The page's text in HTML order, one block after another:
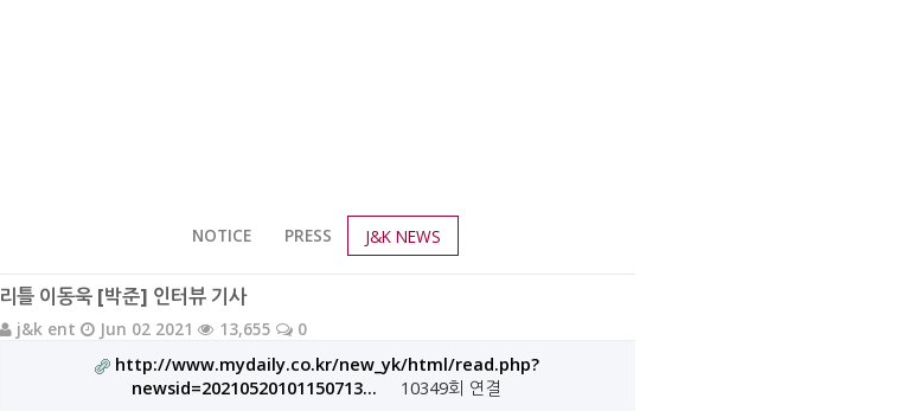
NOTICE PRESS J&K NEWS
리틀 이동욱 [박준] 인터뷰 기사
j&k ent Jun 02 2021 13,655
0
http://www.mydaily.co.kr/new_yk/html/read.php?
newsid=20210520101150713…
10349회 연결